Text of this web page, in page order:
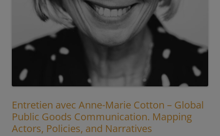
Entretien avec Anne-Marie Cotton – Global
Public Goods Communication. Mapping
Actors, Policies, and Narratives